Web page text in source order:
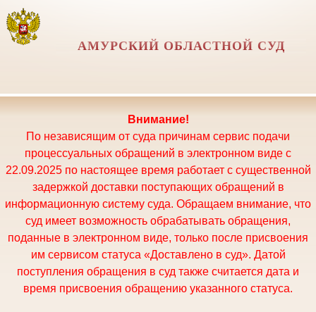
АМУРСКИЙ ОБЛАСТНОЙ СУД
Внимание!
По независящим от суда причинам сервис подачи
процессуальных обращений в электронном виде с
22.09.2025 по настоящее время работает с существенной
задержкой доставки поступающих обращений в
информационную систему суда. Обращаем внимание, что
суд имеет возможность обрабатывать обращения,
поданные в электронном виде, только после присвоения
им сервисом статуса «Доставлено в суд». Датой
поступления обращения в суд также считается дата и
время присвоения обращению указанного статуса.